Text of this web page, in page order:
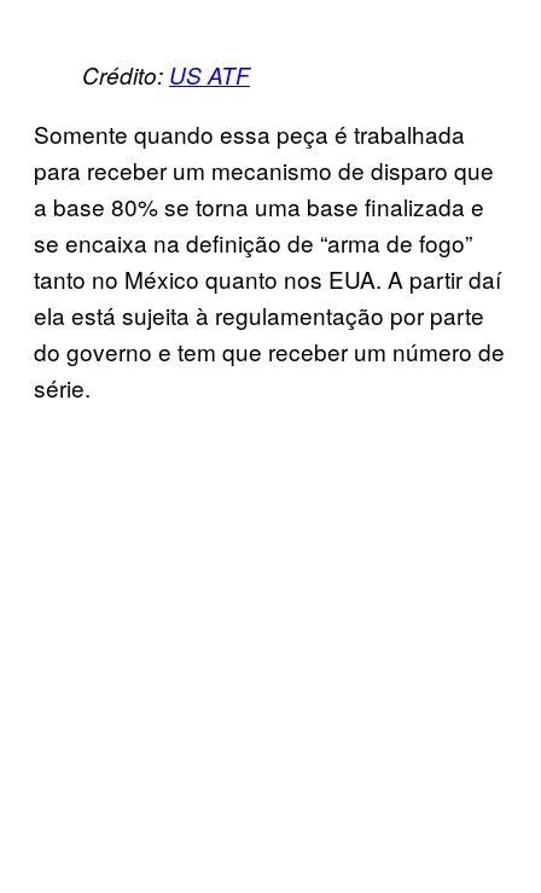
Crédito: US ATF
Somente quando essa peça é trabalhada
para receber um mecanismo de disparo que
a base 80% se torna uma base finalizada e
se encaixa na definição de “arma de fogo”
tanto no México quanto nos EUA. A partir daí
ela está sujeita à regulamentação por parte
do governo e tem que receber um número de
série.